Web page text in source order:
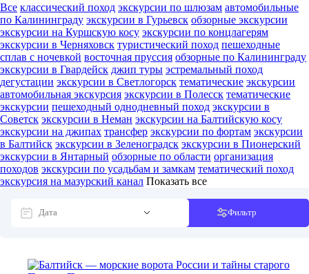
Все классический поход экскурсии по шлюзам автомобильные
по Калининграду экскурсии в Гурьевск обзорные экскурсии
экскурсии на Куршскую косу экскурсии по концлагерям
экскурсии в Черняховск туристический поход пешеходные
сплав с ночевкой восточная пруссия обзорные по Калининграду
экскурсии в Гвардейск джип туры эстремальный поход
дегустации экскурсии в Светлогорск тематические экскурсии
автомобильная экскурсия экскурсии в Полесск тематические
экскурсии пешеходный однодневный поход экскурсии в
Советск экскурсии в Неман экскурсии на Балтийскую косу
экскурсии на джипах трансфер экскурсии по фортам экскурсии
в Балтийск экскурсии в Зеленоградск экскурсии в Пионерский
экскурсии в Янтарный обзорные по области организация
походов экскурсии по усадьбам и замкам тематический поход
экскурсия на мазурский канал Показать все
Фильтр